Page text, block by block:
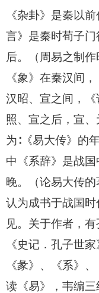
《杂卦》是秦以
言》是秦时荀子
后。（周易之制作
《象》在秦汉间
汉昭、宣之间，
照、宣之后，宣
为∶《易大传》的
中《系辞》是战
晚。（论易大传
认为成书于战国
见。关于作者，
《史记．孔子世
《彖》、《系》
读《易》，韦编